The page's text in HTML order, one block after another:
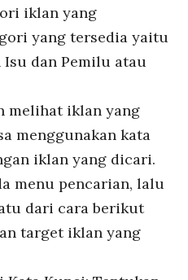
iklan yang
yang tersedia yaitu
Isu dan Pemilu atau
melihat iklan yang
menggunakan kata
iklan yang dicari.
menu pencarian, lalu
dari cara berikut
target iklan yang